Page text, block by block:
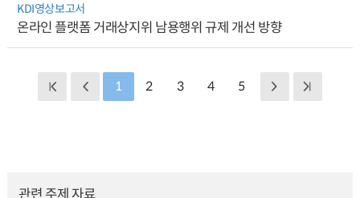
KDI영상보고서
온라인 플랫폼 거래상지위 남용행위 규제 개선 방향
1 2 3 4 5
관련 주제 자료